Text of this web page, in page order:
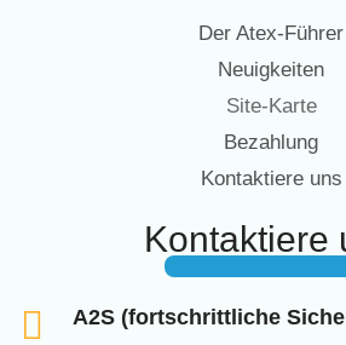
Der Atex-Führer
Neuigkeiten
Site-Karte
Bezahlung
Kontaktiere uns
Kontaktiere
A2S (fortschrittliche